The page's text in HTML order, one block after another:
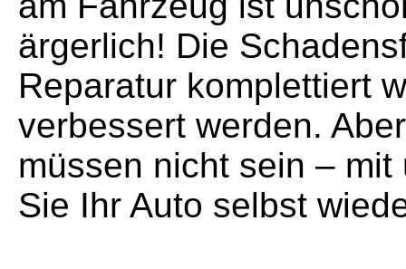
ärgerlich! Die
Reparatur komplettiert
verbessert werden.
müssen nicht sein –
Sie Ihr Auto selbst